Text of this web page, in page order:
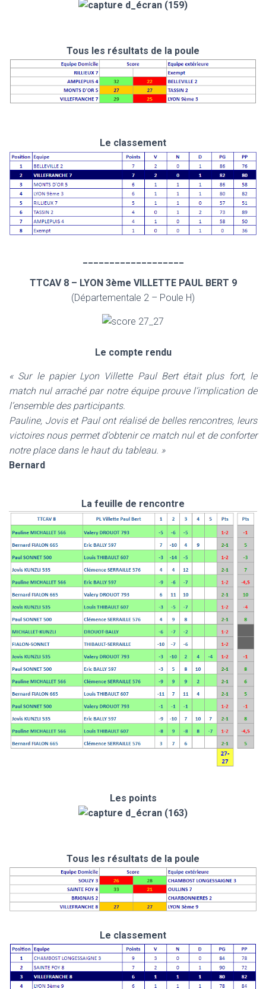
Tous les résultats de la poule
Le classement
TTCAV 8 – LYON 3ème VILLETTE PAUL BERT 9
(Départementale 2 – Poule H)
Le compte rendu
« Sur le papier Lyon Villette Paul Bert était plus fort, le
match nul arraché par notre équipe prouve l’implication de
l’ensemble des participants.
Pauline, Jovis et Paul ont réalisé de belles rencontres, leurs
victoires nous permet d’obtenir ce match nul et de conforter
notre place dans le haut du tableau. »
Bernard
La feuille de rencontre
Les points
Tous les résultats de la poule
Le classement